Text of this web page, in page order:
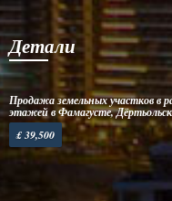
Детали
Продажа земельных участков в
этажей в Фамагусте,
£ 39,500